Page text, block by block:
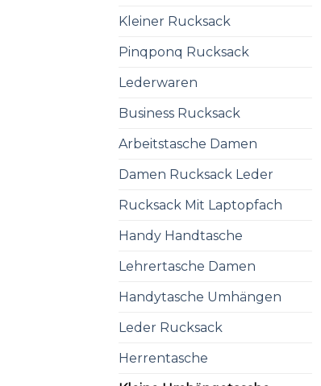
Kleiner Rucksack
Pinqponq Rucksack
Lederwaren
Business Rucksack
Arbeitstasche Damen
Damen Rucksack Leder
Rucksack Mit Laptopfach
Handy Handtasche
Lehrertasche Damen
Handytasche Umhängen
Leder Rucksack
Herrentasche